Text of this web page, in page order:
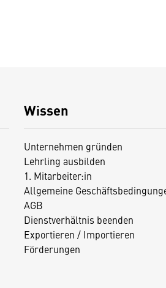
Wissen
Unternehmen gründen
Lehrling ausbilden
1. Mitarbeiter:in
Allgemeine
AGB
Dienstverhältnis beenden
Exportieren / Importieren
Förderungen